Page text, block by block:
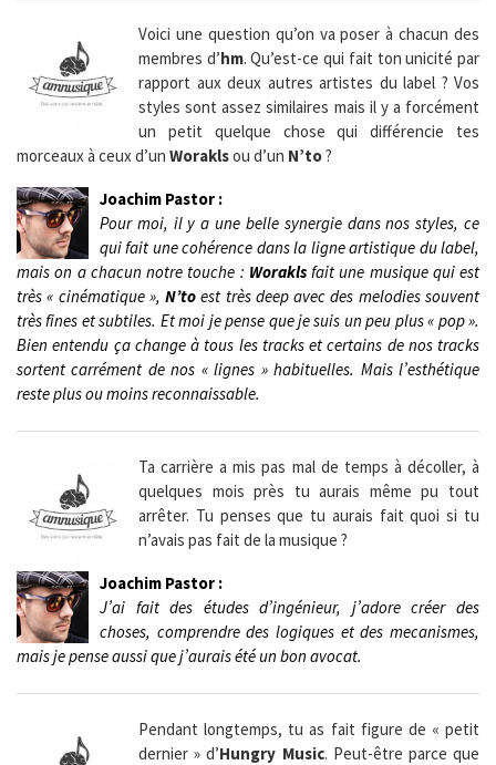
Voici une question qu’on va poser à chacun des
membres d’hm. Qu’est-ce qui fait ton unicité par
rapport aux deux autres artistes du label ? Vos
styles sont assez similaires mais il y a forcément
un petit quelque chose qui différencie tes
morceaux à ceux d’un Woraklsou d’un N’to?
Joachim Pastor :
Pour moi, il y a une belle synergie dans nos styles, ce
qui fait une cohérence dans la ligne artistique du label,
mais on a chacun notre touche : Woraklsfait une musique qui est
très « cinématique »,N’to est très deep avec des melodies souvent
très fines et subtiles. Et moi je pense que je suis un peu plus « pop ».
Bien entendu ça change à tous les tracks et certains de nos tracks
sortent carrément de nos « lignes » habituelles. Mais l’esthétique
reste plus ou moins reconnaissable.
Ta carrière a mis pas mal de temps à décoller, à
quelques mois près tu aurais même pu tout
arrêter. Tu penses que tu aurais fait quoi si tu
n’avais pas fait de la musique ?
Joachim Pastor :
J’ai fait des études d’ingénieur, j’adore créer des
choses, comprendre des logiques et des mecanismes,
mais je pense aussi que j’aurais été un bon avocat.
Pendant longtemps, tu as fait figure de « petit
dernier » d’Hungry Music. Peut-être parce que